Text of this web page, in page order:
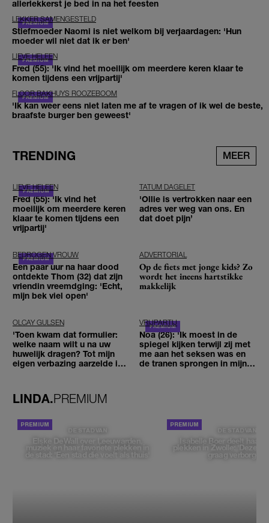
allerlekkerst je bed in na het feesten
LEKKER SAMENGESTELD
Stiefmoeder Naomi is niet welkom bij verjaardagen: 'Hun
moeder wil niet dat ik er ben'
LIEVE HELEEN
Fred (55): 'Ik vind het moeilijk om meerdere keren klaar te
komen tijdens een vrijpartij'
FLOOR BAKHUYS ROOZEBOOM
'Ik kan weer eens niet laten me af te vragen of ik wel de beste,
braafste burger ben geweest'
TRENDING MEER
LIEVE HELEEN
Fred (55): 'Ik vind het
moeilijk om meerdere keren
klaar te komen tijdens een
vrijpartij'
TATUM DAGELET
'Ollie is vertrokken naar een
adres ver weg van ons. En
dat doet pijn’
BEDROGEN VROUW
Een paar uur na haar dood
ontdekte Thom (32) dat zijn
vriendin vreemdging: 'Echt,
mijn bek viel open'
ADVERTORIAL
Op de fiets met jonge kids? Zo
wordt het ineens hartstikke
makkelijk
OLCAY GULSEN
'Toen kwam dat formulier:
welke naam wilt u na uw
huwelijk dragen? Tot mijn
eigen verbazing aarzelde ik
VRIJPARTIJ
Noa (26): 'Ik moest in de
spiegel kijken terwijl zij met
me aan het seksen was en
de tranen sprongen in mijn
LINDA.PREMIUM
DE STAD VAN
Elske DeWall over Leeuwarden,
muziek en haar favoriete plekken in
de stad: 'Een stad die voelt als thuis'
DE STAD VAN
Isabelle Boer deelt haar
plekken in Zwolle: 'Deze
graag verborgen'